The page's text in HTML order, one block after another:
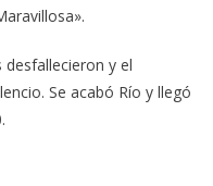
y el
Se acabó Río y llegó